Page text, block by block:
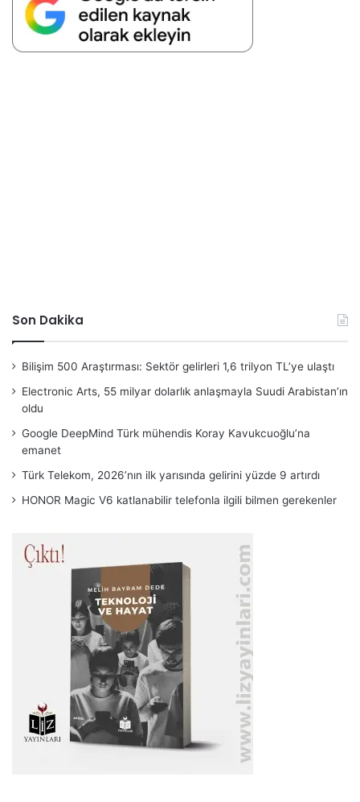
Son Dakika
Bilişim 500 Araştırması: Sektör gelirleri 1,6 trilyon TL’ye ulaştı
Electronic Arts, 55 milyar dolarlık anlaşmayla Suudi Arabistan’ın
oldu
Google DeepMind Türk mühendis Koray Kavukcuoğlu’na
emanet
Türk Telekom, 2026’nın ilk yarısında gelirini yüzde 9 artırdı
HONOR Magic V6 katlanabilir telefonla ilgili bilmen gerekenler